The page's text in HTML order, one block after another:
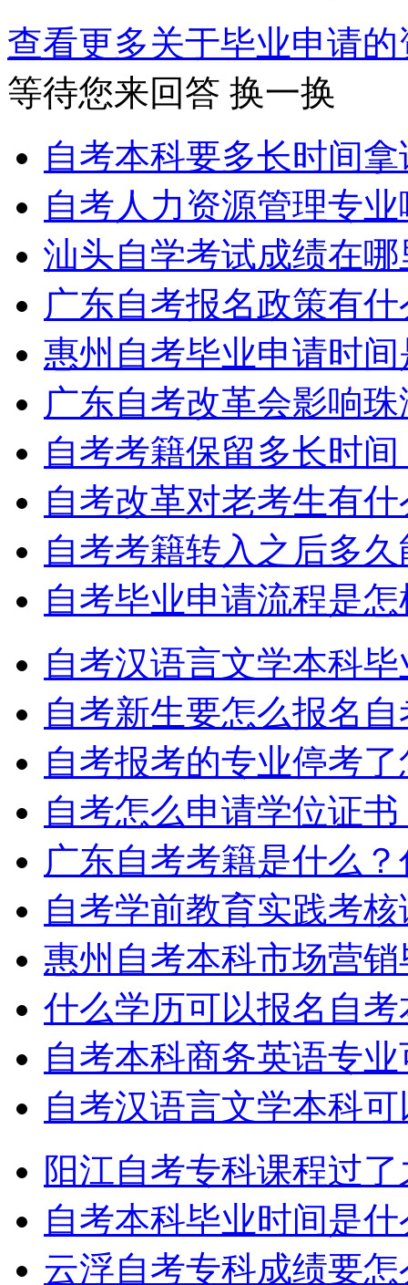
查看更多关于毕业申请
等待您来回答 换一换
自考本科要多长时间
自考人力资源管理专
汕头自学考试成绩在
广东自考报名政策有
惠州自考毕业申请时
广东自考改革会影响
自考考籍保留多长时间
自考改革对老考生有
自考考籍转入之后多
自考毕业申请流程是
自考汉语言文学本科
自考新生要怎么报名
自考报考的专业停考
自考怎么申请学位证书
广东自考考籍是什么
自考学前教育实践考
惠州自考本科市场营
什么学历可以报名自
自考本科商务英语专
自考汉语言文学本科
阳江自考专科课程过
自考本科毕业时间是
云浮自考专科成绩要